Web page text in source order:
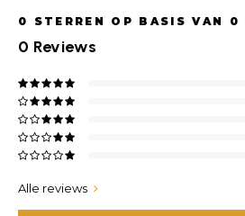
0 STERREN OP BASIS VAN 0
0 Reviews
Alle reviews